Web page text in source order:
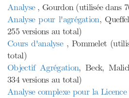
Analyse , Gourdon (utilisée dans
Analyse pour l'agrégation,
255 versions au total)
Cours d'analyse , Pommelet
total)
Objectif Agrégation, Beck,
334 versions au total)
Analyse complexe pour la Licence